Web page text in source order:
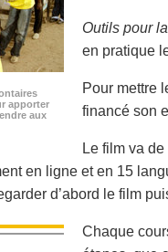
apporter
aux
Outils pour
en pratique
Pour mettre
financé son
Le film va
en ligne et en 15
d’abord le film
Chaque